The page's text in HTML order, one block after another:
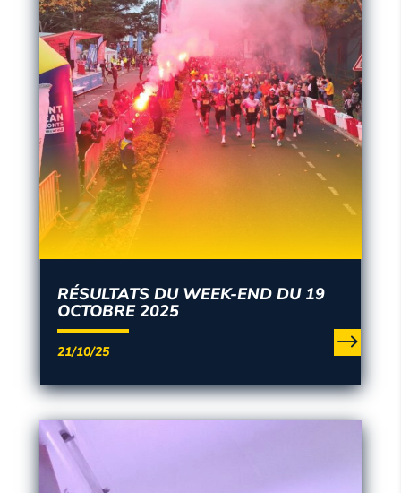
RÉSULTATS DU WEEK-END DU 19
OCTOBRE 2025
21/10/25